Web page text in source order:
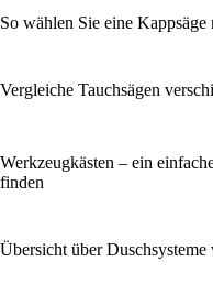
So wählen Sie eine
Vergleiche Tauchsägen
Werkzeugkästen – ein
finden
Übersicht über